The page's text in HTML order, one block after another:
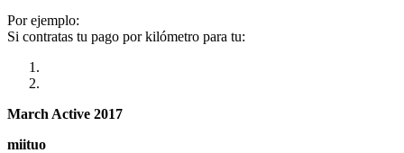
Por ejemplo:
Si contratas tu pago por kilómetro para tu:
March Active 2017
miituo